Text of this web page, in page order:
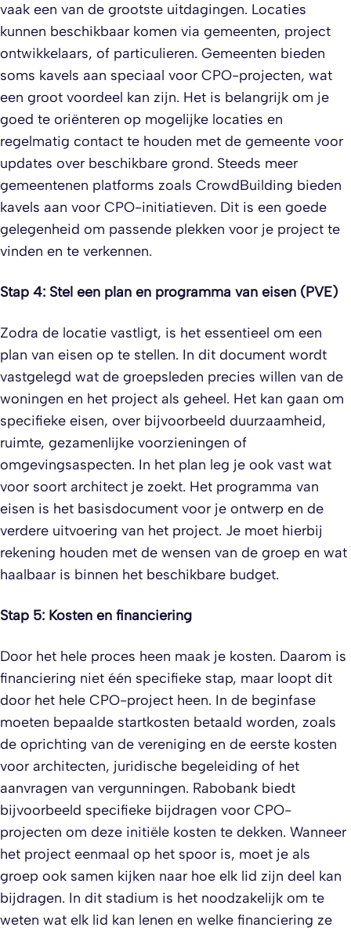
vaak een van de grootste uitdagingen. Locaties
kunnen beschikbaar komen via gemeenten, project
ontwikkelaars, of particulieren. Gemeenten bieden
soms kavels aan speciaal voor CPO-projecten, wat
een groot voordeel kan zijn. Het is belangrijk om je
goed te oriënteren op mogelijke locaties en
regelmatig contact te houden met de gemeente voor
updates over beschikbare grond. Steeds meer
gemeentenen platforms zoals CrowdBuilding bieden
kavels aan voor CPO-initiatieven. Dit is een goede
gelegenheid om passende plekken voor je project te
vinden en te verkennen.
Stap 4: Stel een plan en programma van eisen (PVE)
Zodra de locatie vastligt, is het essentieel om een
plan van eisen op te stellen. In dit document wordt
vastgelegd wat de groepsleden precies willen van de
woningen en het project als geheel. Het kan gaan om
specifieke eisen, over bijvoorbeeld duurzaamheid,
ruimte, gezamenlijke voorzieningen of
omgevingsaspecten. In het plan leg je ook vast wat
voor soort architect je zoekt. Het programma van
eisen is het basisdocument voor je ontwerp en de
verdere uitvoering van het project. Je moet hierbij
rekening houden met de wensen van de groep en wat
haalbaar is binnen het beschikbare budget.
Stap 5: Kosten en financiering
Door het hele proces heen maak je kosten. Daarom is
financiering niet één specifieke stap, maar loopt dit
door het hele CPO-project heen. In de beginfase
moeten bepaalde startkosten betaald worden, zoals
de oprichting van de vereniging en de eerste kosten
voor architecten, juridische begeleiding of het
aanvragen van vergunningen. Rabobank biedt
bijvoorbeeld specifieke bijdragen voor CPO-
projecten om deze initiële kosten te dekken. Wanneer
het project eenmaal op het spoor is, moet je als
groep ook samen kijken naar hoe elk lid zijn deel kan
bijdragen. In dit stadium is het noodzakelijk om te
weten wat elk lid kan lenen en welke financiering ze